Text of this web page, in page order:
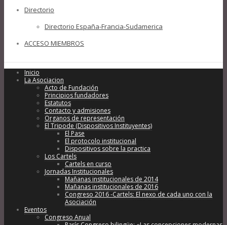
Directorio
Directorio España-Francia-Sudamerica
ACCESO MIEMBROS
Inicio
La Asociacion
Acto de Fundación
Principios fundadores
Estatutos
Contacto y admisiones
Organos de representación
El Tripode (Dispositivos Instituyentes)
El Pase
El protocolo institucional
Dispositivos sobre la practica
Los Cartels
Cartels en curso
Jornadas Institucionales
Mañanas institucionales de 2014
Mañanas institucionales de 2016
Congreso 2016 -Cartels: El nexo de cada uno con la
Asociación
Eventos
Congreso Anual